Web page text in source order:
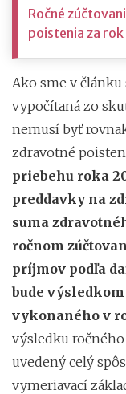
Ročné
poistenia za
Ako sme v
vypočítaná zo
nemusí byť
zdravotné
priebehu roka
preddavky na
suma
ročnom
príjmov podľa
bude
vykonaného v
výsledku
uvedený celý
vymeriavací